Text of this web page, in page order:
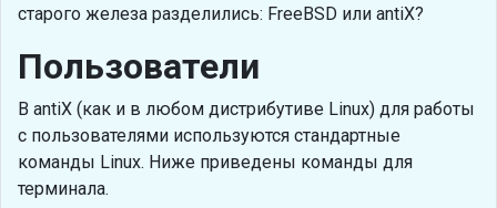
старого железа разделились: FreeBSD или antiX?
Пользователи
В antiX (как и в любом дистрибутиве Linux) для работы
с пользователями используются стандартные
команды Linux. Ниже приведены команды для
терминала.